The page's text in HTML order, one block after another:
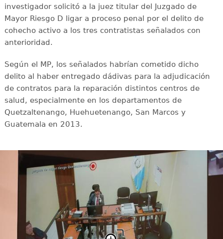
investigador solicitó a la juez titular del Juzgado de
Mayor Riesgo D ligar a proceso penal por el delito de
cohecho activo a los tres contratistas señalados con
anterioridad.
Según el MP, los señalados habrían cometido dicho
delito al haber entregado dádivas para la adjudicación
de contratos para la reparación distintos centros de
salud, especialmente en los departamentos de
Quetzaltenango, Huehuetenango, San Marcos y
Guatemala en 2013.